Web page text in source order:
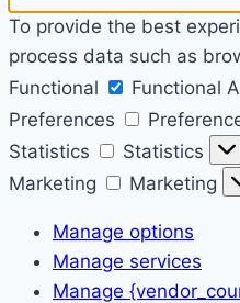
To provide the best
process data such as
Functional
Functional
Preferences
Statistics
Statistics
Marketing
Marketing
Manage options
Manage services
Manage